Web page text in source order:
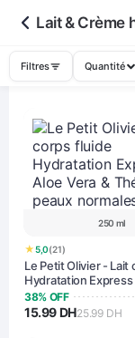
Lait & Crème
Filtres Quantité
250 ml
★5,0(21)
Le Petit Olivier - Lait
Hydratation Express
Thé Vert peaux
38% OFF
15.99 DH25.99 DH